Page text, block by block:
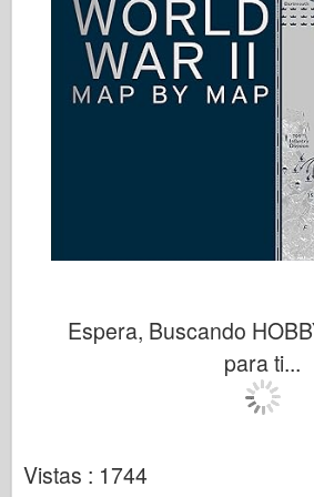
Espera, Buscando
para ti...
Vistas : 1744